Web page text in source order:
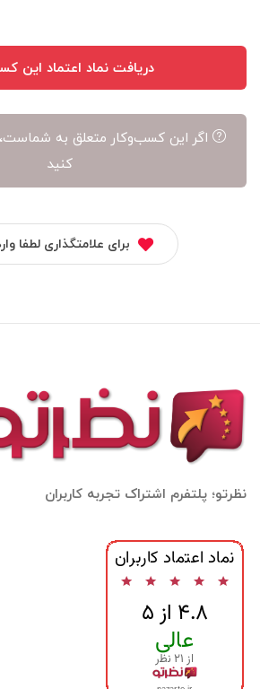
دریافت نماد اعتماد این
اگر این کسب‌وکار متعلق به
کنید
برای علامتگذاری لطفا
نظرتو؛ پلتفرم اشتراک تجربه کاربران